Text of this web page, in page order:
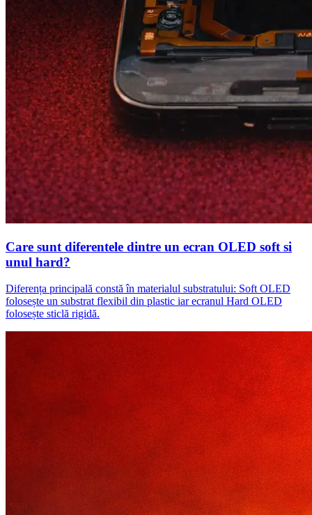
Care sunt diferentele dintre un ecran OLED soft si
unul hard?
Diferența principală constă în materialul substratului: Soft OLED
folosește un substrat flexibil din plastic iar ecranul Hard OLED
folosește sticlă rigidă.